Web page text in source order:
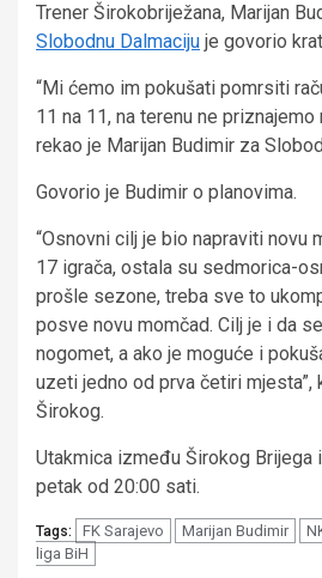
Trener Širokobriježana, Marijan
Slobodnu Dalmaciju je govorio
“Mi ćemo im pokušati pomrsiti
11 na 11, na terenu ne priznajemo
rekao je Marijan Budimir za
Govorio je Budimir o planovima.
“Osnovni cilj je bio napraviti novu
17 igrača, ostala su sedmorica-
prošle sezone, treba sve to
posve novu momčad. Cilj je i da
nogomet, a ako je moguće i
uzeti jedno od prva četiri mjesta”,
Širokog.
Utakmica između Širokog Brijega
petak od 20:00 sati.
Tags: FK Sarajevo Marijan Budimir
liga BiH